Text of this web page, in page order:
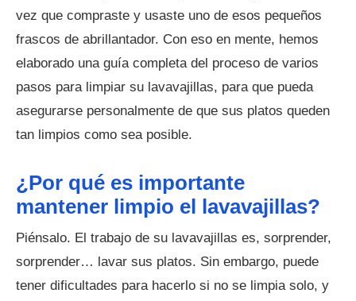
vez que compraste y usaste uno de esos pequeños
frascos de abrillantador. Con eso en mente, hemos
elaborado una guía completa del proceso de varios
pasos para limpiar su lavavajillas, para que pueda
asegurarse personalmente de que sus platos queden
tan limpios como sea posible.
¿Por qué es importante
mantener limpio el lavavajillas?
Piénsalo. El trabajo de su lavavajillas es, sorprender,
sorprender… lavar sus platos. Sin embargo, puede
tener dificultades para hacerlo si no se limpia solo, y